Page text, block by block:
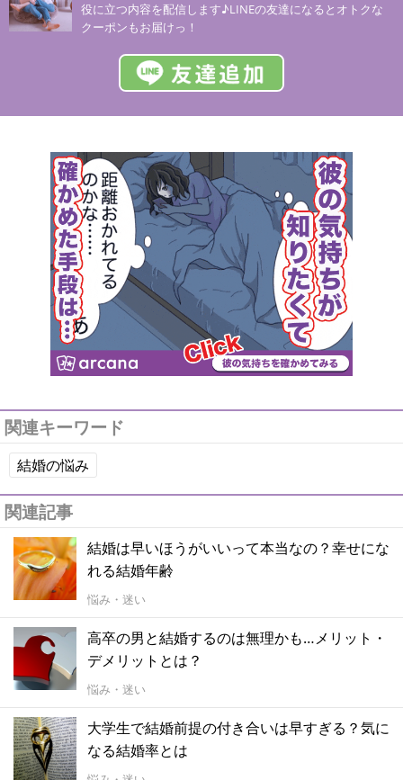
役に立つ内容を配信します♪LINEの友達になるとオトクな
クーポンもお届けっ！
関連キーワード
結婚の悩み
関連記事
結婚は早いほうがいいって本当なの？幸せにな
れる結婚年齢
悩み・迷い
高卒の男と結婚するのは無理かも…メリット・
デメリットとは？
悩み・迷い
大学生で結婚前提の付き合いは早すぎる？気に
なる結婚率とは